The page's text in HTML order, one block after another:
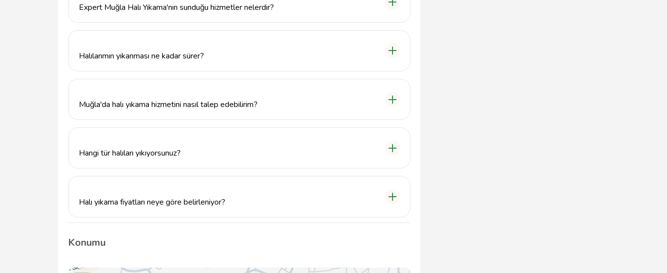
Expert Muğla Halı Yıkama'nın sunduğu hizmetler nelerdir?
Halılarımın yıkanması ne kadar sürer?
Muğla'da halı yıkama hizmetini nasıl talep edebilirim?
Hangi tür halıları yıkıyorsunuz?
Halı yıkama fiyatları neye göre belirleniyor?
Halı yıkama fiyatları, halının boyutu, türü ve temizlik ihtiyacına göre değişiklik göstermektedir.
Konumu